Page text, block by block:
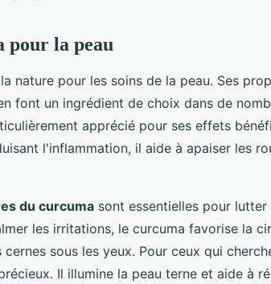
pour la peau
nature pour les soins de la peau. Ses
font un ingrédient de choix dans de
apprécié pour ses effets
l'inflammation, il aide à apaiser les
du curcuma sont essentielles pour
les irritations, le curcuma favorise la
sous les yeux. Pour ceux qui
Il illumine la peau terne et aide à